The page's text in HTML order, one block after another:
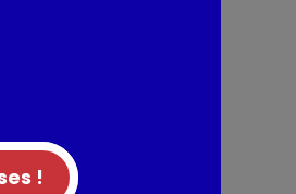
plus gourmands.
citrons concentré,
!